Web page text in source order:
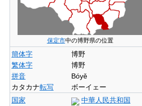
保定市中の博野県の位置
簡体字
博野
繁体字
博野
拼音
Bóyě
カタカナ転写
ボーイェー
国家
中華人民共和国